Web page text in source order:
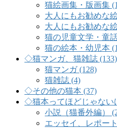
猫絵画集・版画集
大人にもお勧めな
大人にもお勧めな
猫の児童文学・童
猫の絵本・幼児本
◇猫マンガ、猫雑誌 (133)
猫マンガ (128)
猫雑誌 (4)
◇その他の猫本 (37)
◇猫本ってほどじゃない
小説（猫番外編）
エッセイ、レポー